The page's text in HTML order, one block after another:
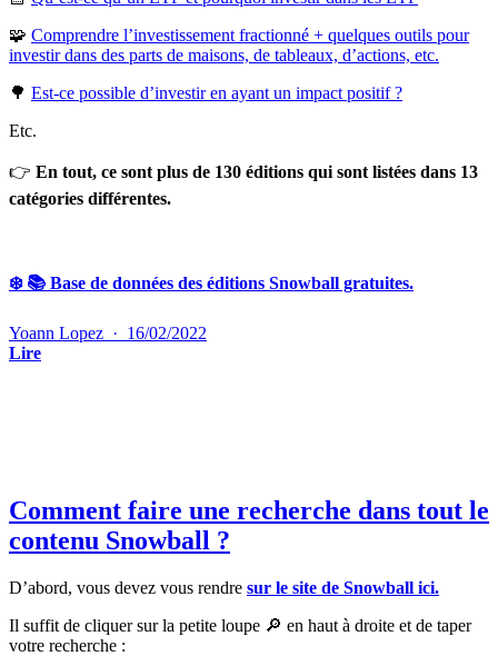
🧩 Comprendre l’investissement fractionné + quelques outils pour
investir dans des parts de maisons, de tableaux, d’actions, etc.
🌳 Est-ce possible d’investir en ayant un impact positif ?
Etc.
👉 En tout, ce sont plus de 130 éditions qui sont listées dans 13
catégories différentes.
❄️ 📚 Base de données des éditions Snowball gratuites.
Yoann Lopez · 16/02/2022
Lire
Comment faire une recherche dans tout le
contenu Snowball ?
D’abord, vous devez vous rendre sur le site de Snowball ici.
Il suffit de cliquer sur la petite loupe 🔎 en haut à droite et de taper
votre recherche :